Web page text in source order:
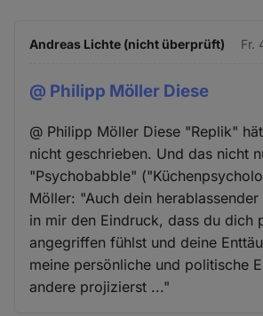
Andreas Lichte (nicht überprüft) Fr.
@ Philipp Möller Diese
@ Philipp Möller Diese "Replik"
nicht geschrieben. Und das nicht
"Psychobabble"
Möller: "Auch dein
in mir den Eindruck, dass du dich
angegriffen fühlst und deine
meine persönliche und politische
andere projizierst ..."